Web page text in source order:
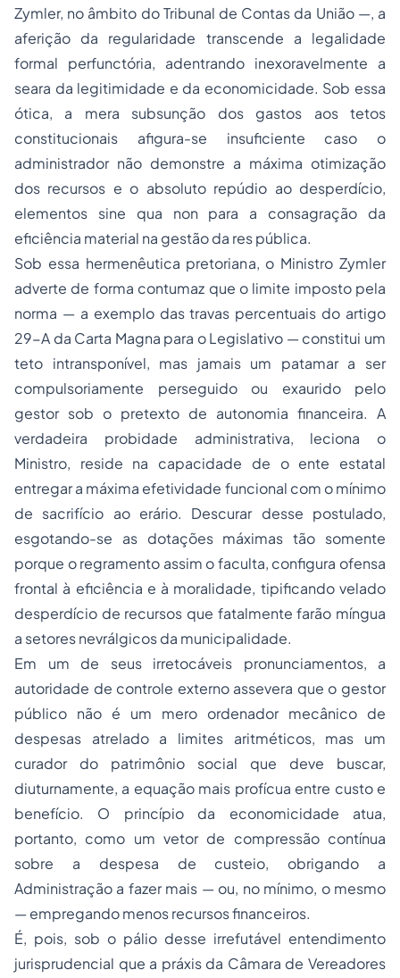
Zymler, no âmbito do Tribunal de Contas da União —, a
aferição da regularidade transcende a legalidade
formal perfunctória, adentrando inexoravelmente a
seara da legitimidade e da economicidade. Sob essa
ótica, a mera subsunção dos gastos aos tetos
constitucionais afigura-se insuficiente caso o
administrador não demonstre a máxima otimização
dos recursos e o absoluto repúdio ao desperdício,
elementos sine qua non para a consagração da
eficiência material na gestão da res pública.
Sob essa hermenêutica pretoriana, o Ministro Zymler
adverte de forma contumaz que o limite imposto pela
norma — a exemplo das travas percentuais do artigo
29-A da Carta Magna para o Legislativo — constitui um
teto intransponível, mas jamais um patamar a ser
compulsoriamente perseguido ou exaurido pelo
gestor sob o pretexto de autonomia financeira. A
verdadeira probidade administrativa, leciona o
Ministro, reside na capacidade de o ente estatal
entregar a máxima efetividade funcional com o mínimo
de sacrifício ao erário. Descurar desse postulado,
esgotando-se as dotações máximas tão somente
porque o regramento assim o faculta, configura ofensa
frontal à eficiência e à moralidade, tipificando velado
desperdício de recursos que fatalmente farão míngua
a setores nevrálgicos da municipalidade.
Em um de seus irretocáveis pronunciamentos, a
autoridade de controle externo assevera que o gestor
público não é um mero ordenador mecânico de
despesas atrelado a limites aritméticos, mas um
curador do patrimônio social que deve buscar,
diuturnamente, a equação mais profícua entre custo e
benefício. O princípio da economicidade atua,
portanto, como um vetor de compressão contínua
sobre a despesa de custeio, obrigando a
Administração a fazer mais — ou, no mínimo, o mesmo
— empregando menos recursos financeiros.
É, pois, sob o pálio desse irrefutável entendimento
jurisprudencial que a práxisda Câmara de Vereadores